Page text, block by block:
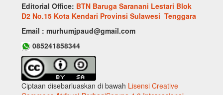
Editorial Office: BTN Baruga Saranani Lestari Blok
D2 No.15 Kota Kendari Provinsi Sulawesi Tenggara
Email : murhumjpaud@gmail.com
085241858344
Ciptaan disebarluaskan di bawah Lisensi Creative